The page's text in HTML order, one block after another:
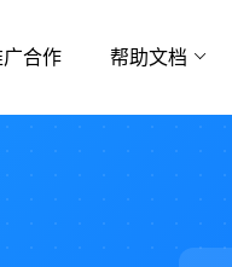
合作 帮助文档